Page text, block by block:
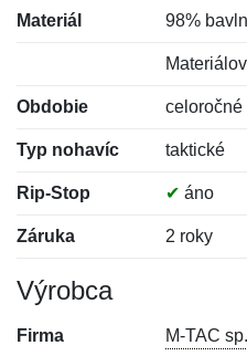
Materiál 98%
Obdobie celoročné
Typ nohavíc taktické
Rip-Stop ✔ áno
Záruka 2 roky
Výrobca
Firma M-TAC